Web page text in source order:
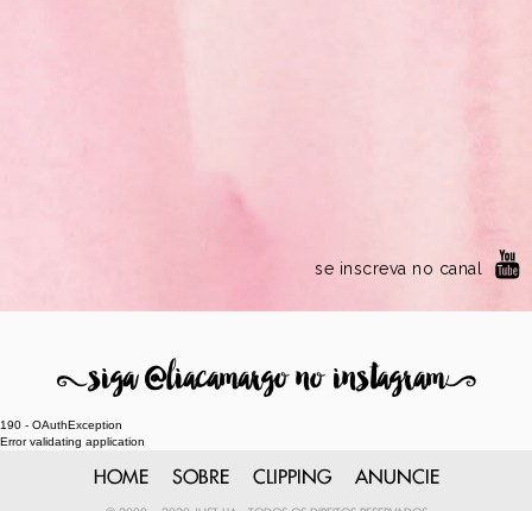
se inscreva no canal
8siga @liacamargo no instagram9
190 - OAuthException
Error validating application
HOME SOBRE CLIPPING ANUNCIE